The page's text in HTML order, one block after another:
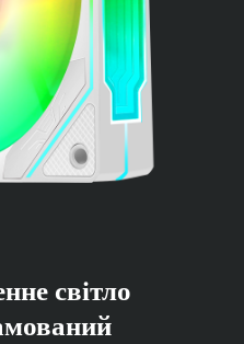
світло